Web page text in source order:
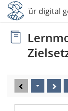
Ideen für digital